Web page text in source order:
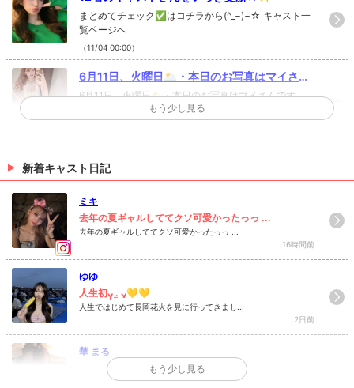
まとめてチェック✅はコチラから(^_−)−☆ キャスト一
覧ページへ
（11/04 00:00）
6月11日、火曜日🌥・本日のお写真はマイさん
です✨・@maimai_904・おは...
6月11日、火曜日🌥・本日のお写真はマイさんです
✨・@maimai_904 ・おはようございます！・久しぶ
りの投稿になります！・新型コロナウイルスの影響を
時短要請も終わりルダンも10日から通常営業に戻りま
したので、これからまた定期的にイベント告知やキャ
ストの紹介などを投稿していこうと思いますので是非
皆様、クラブルダンを今後ともよろしくお願い致しま
す🙇‍♂️・当店ではアルコール消毒、検温、換気、閉店後
店内消毒などの予防対策は常に実施しておりま
す！・・・・本日も多数のキャストを揃えて皆さまの
ロアレディ（給料）3000円〜+業績給②ホールスタッ
フ（給料）アルバイト・正社員（ア）時給1000円〜
+能力給（正）月給20万〜+能力給③ドライバー（給
料）距離により変動・☆フロアレディ、ホールスタッ
フどちらも経験者、未経験問わず気軽にお越しくださ
い✨・※研修期間有り※交通費支給※詳しくはDM下さ
い✨・・・・#Ludan#ルダン#新店舗#高級#キャバク
ラ#キャバクラ求人#キャバ嬢#キャスト#ボーイ#ヘア
1月1日、金曜日☃️・謹んで新春をお祝い申し上
🎍・昨年は格別のご贔屓御礼申し上げます。・本年も
変わらぬご愛顧何卒よろしくお願いいたします！・旧
年中は一方ならぬご愛顧感謝申し上げます。本年もど
うかよろしくお願い申し上げます🙇‍♂️・・ルダンは2日か
ら営業を再開し10日まで休まず営業致します✨・本年
もスタッフ一同精進して参りますので皆様よろしくお
願い申し上げます🙇‍♂️🙇‍♀ ・・・本日も多数のキャストを
揃えて皆さまのご来店をお待ちしております✨・☆求
人情報☆①フロアレディ（給料）3000円〜+業績給
②ホールスタッフ（給料）アルバイト・正社員（ア）
時給1000円〜+能力給（正）月給20万〜+能力給③ド
ライバー（給料）距離により変動・☆フロアレディ、
ホールスタッフどちらも経験者、未経験問わず気軽に
（01/01 19:42）
もう少し見る
新着キャスト日記
ミキ
去年の夏ギャルしててクソ可愛かったっっ ...
去年の夏ギャルしててクソ可愛かったっっ ...
16時間前
ゆゆ
人生初ᴗ̥̥ .̼ ᴗ̥💛💛
人生ではじめて長岡花火を見に行ってきまし...
2日前
華 まる
1週間ぶり出勤です( ᵒ̴&#=?ISO...
こんばんは⏦ﾟ ...
もう少し見る